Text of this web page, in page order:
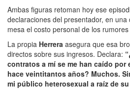
Ambas figuras retoman hoy ese
declaraciones del presentador, en
mesa el costo personal de los
La propia Herrera asegura que esa
directos sobre sus ingresos. Declara:
contratos a mí se me han caído por
hace veintitantos años? Muchos.
mi público heterosexual a raíz de